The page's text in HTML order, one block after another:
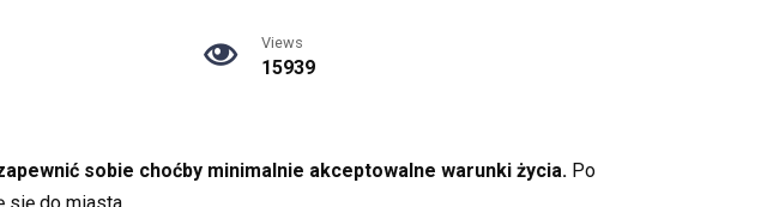
Views
15939
sobie choćby minimalnie akceptowalne warunki życia. Po